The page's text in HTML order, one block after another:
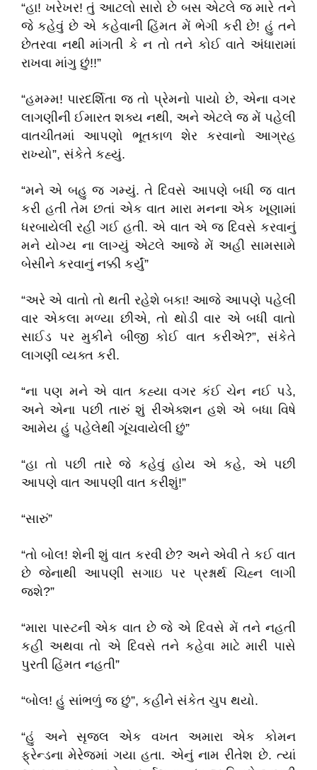
“હા! ખરેખર! તું આટલો સારો છે બસ એટલે જ મારે તને
જે કહેવું છે એ કહેવાની હિંમત મેં ભેગી કરી છે! હું તને
છેતરવા નથી માંગતી કે ન તો તને કોઈ વાતે અંધારામાં
રાખવા માંગુ છું!!”
“હમમ્મ! પારદર્શિતા જ તો પ્રેમનો પાયો છે, એના વગર
લાગણીની ઈમારત શક્ય નથી, અને એટલે જ મેં પહેલી
વાતચીતમાં આપણો ભૂતકાળ શેર કરવાનો આગ્રહ
રાખ્યો”, સંકેતે કહ્યું.
“મને એ બહુ જ ગમ્યું. તે દિવસે આપણે બધી જ વાત
કરી હતી તેમ છતાં એક વાત મારા મનના એક ખૂણામાં
ધરબાયેલી રહી ગઈ હતી. એ વાત એ જ દિવસે કરવાનું
મને યોગ્ય ના લાગ્યું એટલે આજે મેં અહી સામસામે
બેસીને કરવાનું નક્કી કર્યું”
“અરે એ વાતો તો થતી રહેશે બકા! આજે આપણે પહેલી
વાર એકલા મળ્યા છીએ, તો થોડી વાર એ બધી વાતો
સાઈડ પર મુકીને બીજી કોઈ વાત કરીએ?”, સંકેતે
લાગણી વ્યક્ત કરી.
“ના પણ મને એ વાત કહ્યા વગર કંઈ ચેન નઈ પડે,
અને એના પછી તારું શું રીએક્શન હશે એ બધા વિષે
આમેય હું પહેલેથી ગૂંચવાયેલી છું”
“હા તો પછી તારે જે કહેવું હોય એ કહે, એ પછી
આપણે વાત આપણી વાત કરીશું!”
“સારું”
“તો બોલ! શેની શું વાત કરવી છે? અને એવી તે કઈ વાત
છે જેનાથી આપણી સગાઇ પર પ્રશ્નાર્થ ચિહ્ન લાગી
જશે?”
“મારા પાસ્ટની એક વાત છે જે એ દિવસે મેં તને નહતી
કહી અથવા તો એ દિવસે તને કહેવા માટે મારી પાસે
પુરતી હિંમત નહતી”
“બોલ! હું સાંભળું જ છું”, કહીને સંકેત ચુપ થયો.
“હું અને સૃજલ એક વખત અમારા એક કોમન
ફ્રેન્ડના મેરેજમાં ગયા હતા. એનું નામ રીતેશ છે. ત્યાં